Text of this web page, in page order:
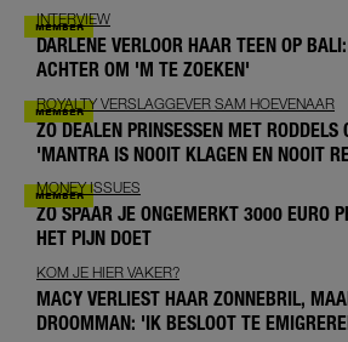
INTERVIEW
DARLENE VERLOOR HAAR TEEN OP
ACHTER OM 'M TE ZOEKEN'
ROYALTY VERSLAGGEVER SAM HOEVENAAR
ZO DEALEN PRINSESSEN MET RODDELS
'MANTRA IS NOOIT KLAGEN EN NOOIT
MONEY ISSUES
ZO SPAAR JE ONGEMERKT 3000 EURO
HET PIJN DOET
KOM JE HIER VAKER?
MACY VERLIEST HAAR ZONNEBRIL,
DROOMMAN: 'IK BESLOOT TE